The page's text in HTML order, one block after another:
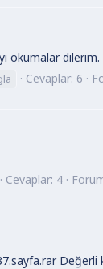
okumalar dilerim.
Cevaplar: 6
Cevaplar: 4